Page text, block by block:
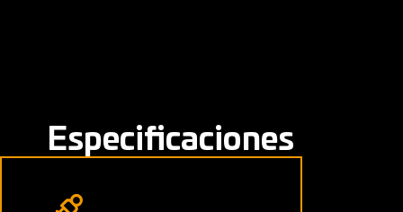
Especificaciones